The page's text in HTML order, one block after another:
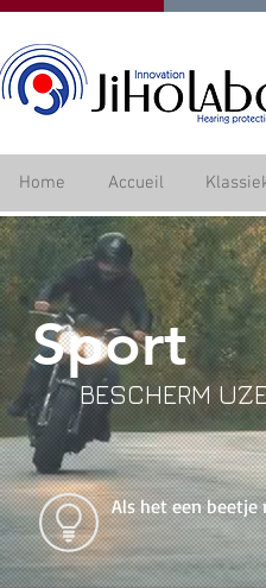
Home Accueil
Sport
BESCHERM
Als het een beetje